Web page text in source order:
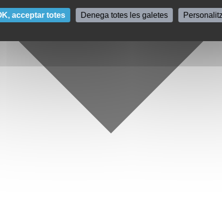
acceptar totes Denega totes les galetes